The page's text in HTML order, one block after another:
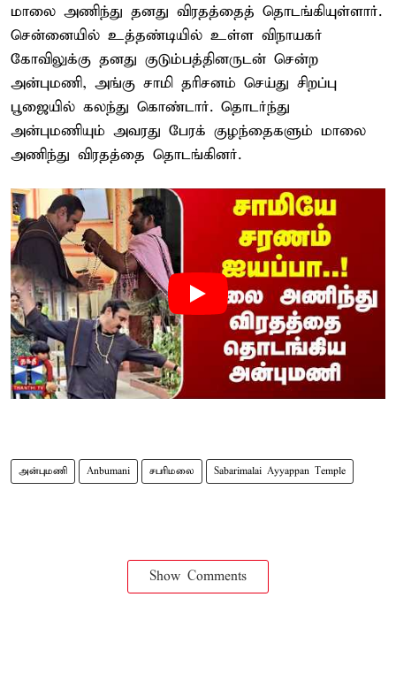
மாலை அணிந்து தனது விரதத்தைத் தொடங்கியுள்ளார்.
சென்னையில் உத்தண்டியில் உள்ள விநாயகர்
கோவிலுக்கு தனது குடும்பத்தினருடன் சென்ற
அன்புமணி, அங்கு சாமி தரிசனம் செய்து சிறப்பு
பூஜையில் கலந்து கொண்டார். தொடர்ந்து
அன்புமணியும் அவரது பேரக் குழந்தைகளும் மாலை
அணிந்து விரதத்தை தொடங்கினர்.
அன்புமணி Anbumani சபரிமலை Sabarimalai Ayyappan Temple
Show Comments